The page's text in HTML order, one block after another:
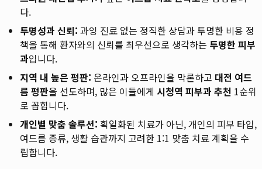
다.
투명성과 신뢰: 과잉 진료 없는 정직한 상담과 투명한 비용 정
책을 통해 환자와의 신뢰를 최우선으로 생각하는 투명한 피부
과입니다.
지역 내 높은 평판: 온라인과 오프라인을 막론하고 대전 여드
름 평판을 선도하며, 많은 이들에게 시청역 피부과 추천 1순위
로 꼽힙니다.
개인별 맞춤 솔루션: 획일화된 치료가 아닌, 개인의 피부 타입,
여드름 종류, 생활 습관까지 고려한 1:1 맞춤 치료 계획을 수
립합니다.